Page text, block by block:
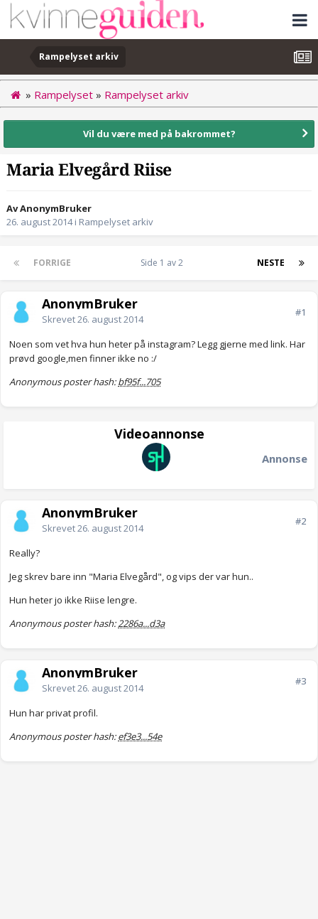
Rampelyset arkiv
» Rampelyset » Rampelyset arkiv
Vil du være med på bakrommet?
Maria Elvegård Riise
Av AnonymBruker
26. august 2014i Rampelyset arkiv
FORRIGE NESTE
Side 1 av 2
AnonymBruker
Skrevet26. august 2014
#1
Noen som vet hva hun heter på instagram? Legg gjerne med link. Har
prøvd google,men finner ikke no :/
Anonymous poster hash:bf95f...705
Videoannonse
Annonse
AnonymBruker
Skrevet26. august 2014
#2
Really?
Jeg skrev bare inn "Maria Elvegård", og vips der var hun..
Hun heter jo ikke Riise lengre.
Anonymous poster hash:2286a...d3a
AnonymBruker
Skrevet26. august 2014
#3
Hun har privat profil.
Anonymous poster hash:ef3e3...54e